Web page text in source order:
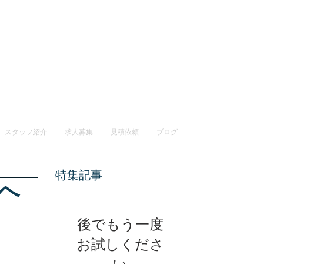
スタッフ紹介 求人募集 見積依頼 ブログ
特集記事
後でもう一度
お試しくださ